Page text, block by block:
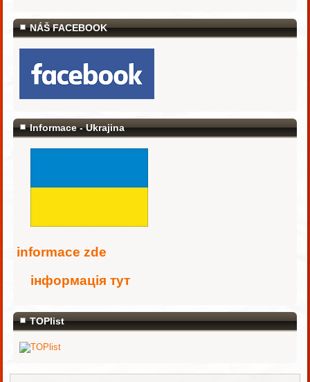
NÁŠ FACEBOOK
Informace - Ukrajina
informace zde
інформація тут
TOPlist